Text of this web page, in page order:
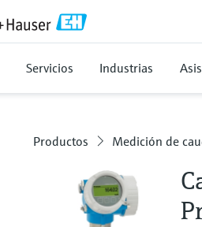
Servicios Industrias
Productos Medición de